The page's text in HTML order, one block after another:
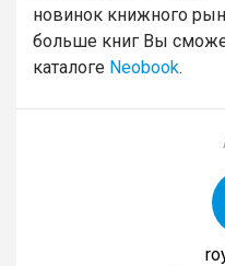
новинок книжного
больше книг Вы
каталоге Neobook.